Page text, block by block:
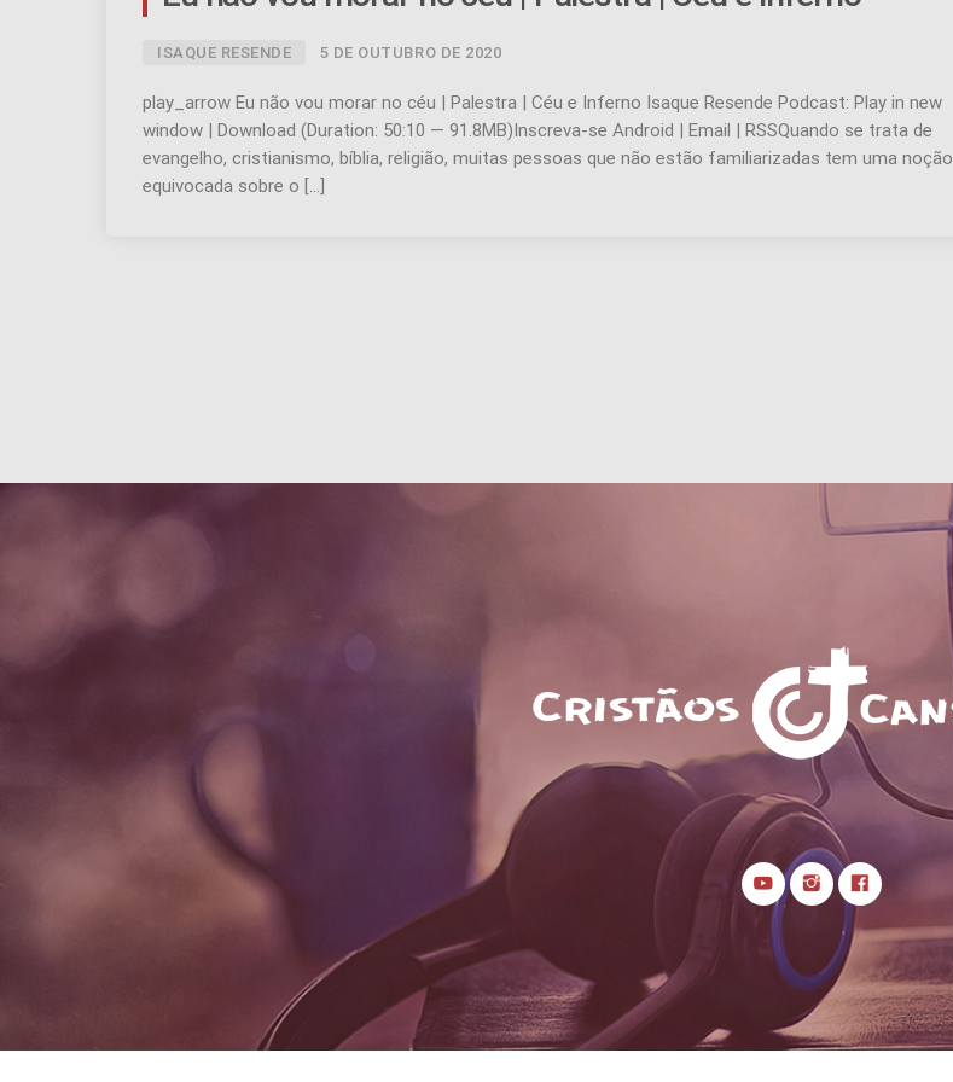
ISAQUE RESENDE 5 DE OUTUBRO DE 2020
play_arrow Eu não vou morar no céu | Palestra | Céu e Inferno Isaque Resende Podcast: Play in new
window | Download (Duration: 50:10 — 91.8MB)Inscreva-se Android | Email | RSSQuando se trata de
evangelho, cristianismo, bíblia, religião, muitas pessoas que não estão familiarizadas tem uma noção
equivocada sobre o […]